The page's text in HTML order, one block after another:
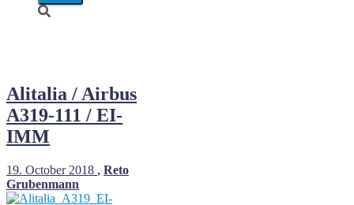
Alitalia / Airbus
A319-111 / EI-
IMM
19. October 2018 , Reto
Grubenmann